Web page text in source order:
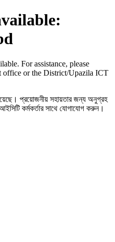
For assistance, please
office or the District/Upazila ICT
হয়েছে। প্রয়োজনীয় সহায়তার জন্য অনুগ্রহ
কর্মকর্তার সাথে যোগাযোগ করুন।